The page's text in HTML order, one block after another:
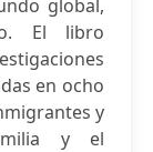
global,
El libro
en ocho
y
y el